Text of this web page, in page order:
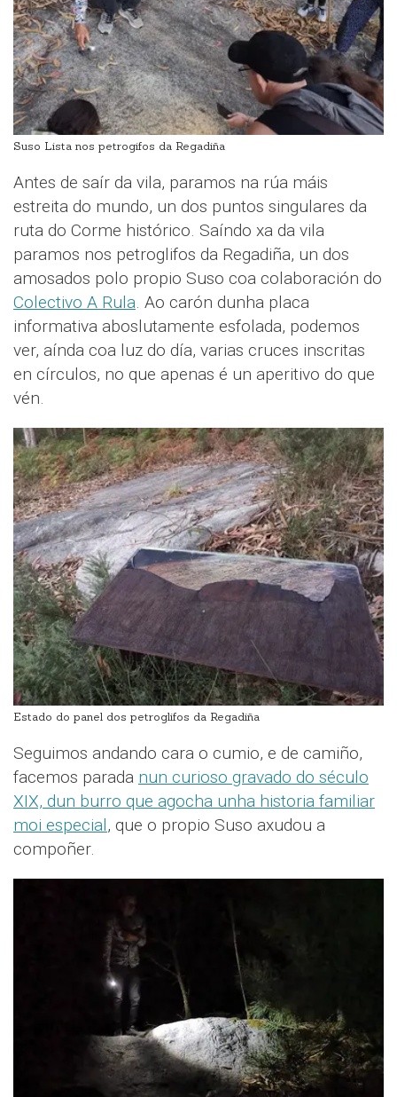
Suso Lista nos petrogifos da Regadiña
Antes de saír da vila, paramos na rúa máis
estreita do mundo, un dos puntos singulares da
ruta do Corme histórico. Saíndo xa da vila
paramos nos petroglifos da Regadiña, un dos
amosados polo propio Suso coa colaboración do
Colectivo A Rula. Ao carón dunha placa
informativa aboslutamente esfolada, podemos
ver, aínda coa luz do día, varias cruces inscritas
en círculos, no que apenas é un aperitivo do que
vén.
Estado do panel dos petroglifos da Regadiña
Seguimos andando cara o cumio, e de camiño,
facemos parada nun curioso gravado do século
XIX, dun burro que agocha unha historia familiar
moi especial, que o propio Suso axudou a
compoñer.